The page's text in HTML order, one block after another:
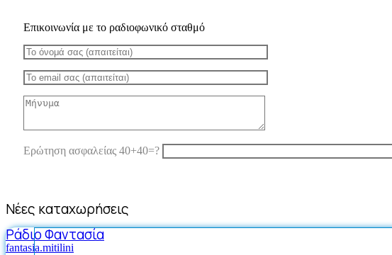
Επικοινωνία με το ραδιοφωνικό σταθμό
Ερώτηση ασφαλείας 40+40=?
Νέες καταχωρήσεις
Ράδιο Φαντασία
fantasia.mitilini